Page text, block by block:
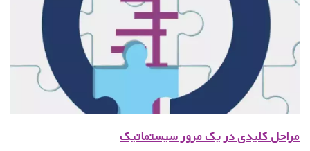
مراحل کلیدی در یک مرور سیستماتیک